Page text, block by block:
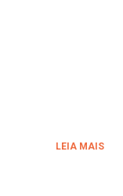
LEIA MAIS